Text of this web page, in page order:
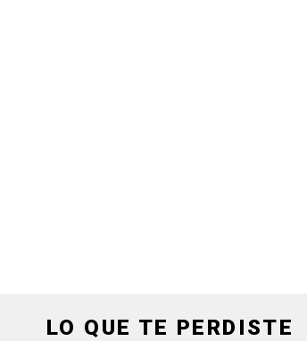
LO QUE TE PERDISTE